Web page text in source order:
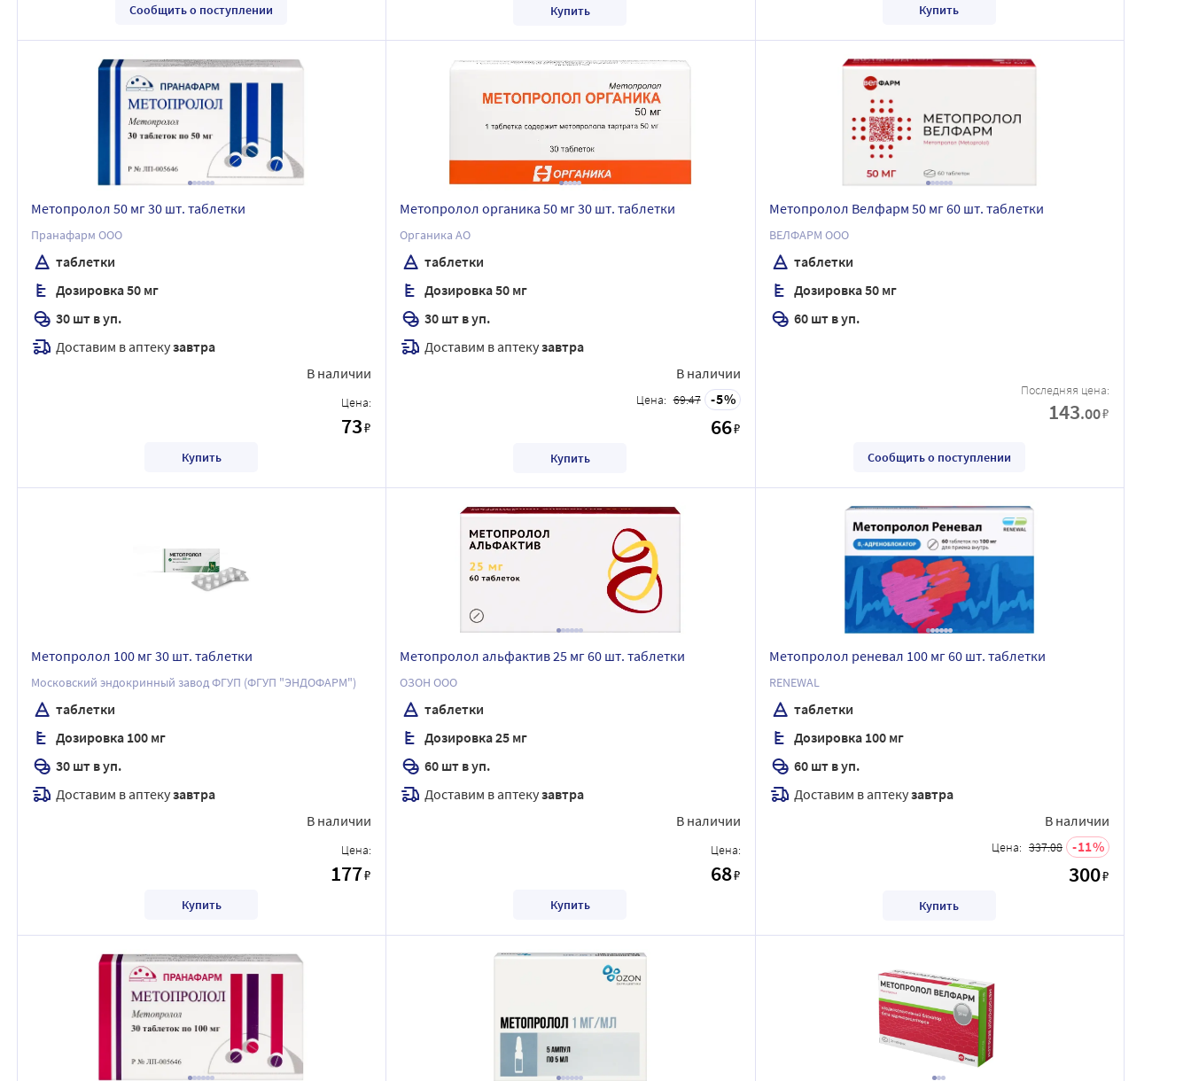
Сообщить о поступлении Купить Купить
Метопролол 50 мг 30 шт. таблетки
Пранафарм ООО
таблетки
Дозировка 50 мг
30 шт в уп.
Доставим в аптекузавтра
В наличии
Цена:
73₽
Купить
Метопролол органика 50 мг 30 шт. таблетки
Органика АО
таблетки
Дозировка 50 мг
30 шт в уп.
Доставим в аптекузавтра
В наличии
Цена: 69.47 5
66₽
Купить
Метопролол Велфарм 50 мг 60 шт. таблетки
ВЕЛФАРМ ООО
таблетки
Дозировка 50 мг
60 шт в уп.
Последняя цена:
143.00₽
Сообщить о поступлении
Метопролол 100 мг 30 шт. таблетки
Московский эндокринный завод ФГУП (ФГУП "ЭНДОФАРМ")
таблетки
Дозировка 100 мг
30 шт в уп.
Доставим в аптекузавтра
В наличии
Цена:
177₽
Купить
Метопролол альфактив 25 мг 60 шт. таблетки
ОЗОН ООО
таблетки
Дозировка 25 мг
60 шт в уп.
Доставим в аптекузавтра
В наличии
Цена:
68₽
Купить
Метопролол реневал 100 мг 60 шт. таблетки
RENEWAL
таблетки
Дозировка 100 мг
60 шт в уп.
Доставим в аптекузавтра
В наличии
Цена: 337.08 11
300₽
Купить